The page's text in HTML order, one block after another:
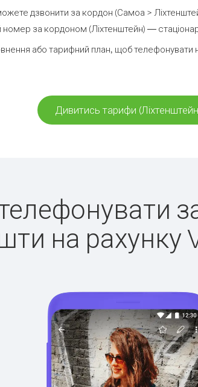
дзвонити за кордон (Самоа >
за кордоном (Ліхтенштейн) —
або тарифний план, щоб
Дивитись тарифи
на рахунку